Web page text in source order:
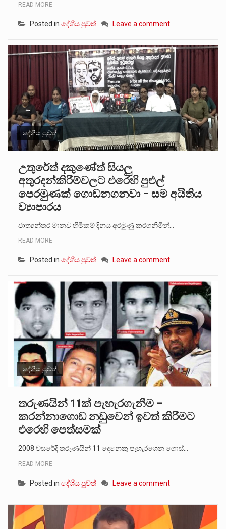
READ MORE
Posted in දේශීය පුවත් Leave a comment
දේශීය පුවත්
උතුරේත් දකුණේත් සියලු
අතුරදන්කිරීම්වලට එරෙහි පුළුල්
පෙරමුණක් ගොඩනගනවා – සම අයිතිය
ව්‍යාපාරය
ජාත්‍යන්තර මානව හිමිකම් දිනය අරමුණු කරගනිමින්…
READ MORE
Posted in දේශීය පුවත් Leave a comment
දේශීය පුවත්
තරුණයින් 11ක් පැහැරගැනීම –
කරන්නාගොඩ නඩුවෙන් ඉවත් කිරීමට
එරෙහි පෙත්සමක්
2008 වසරේදී තරුණයින් 11 දෙනෙකු පැහැරගෙන ගොස්…
READ MORE
Posted in දේශීය පුවත් Leave a comment